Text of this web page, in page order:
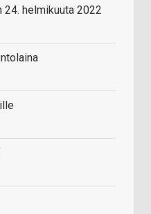
24. helmikuuta 2022